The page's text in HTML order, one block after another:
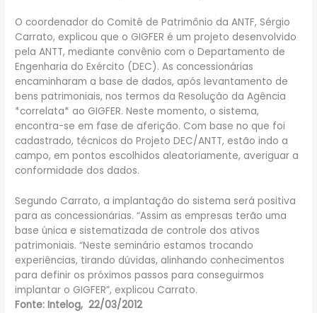
O coordenador do Comitê de Patrimônio da ANTF, Sérgio
Carrato, explicou que o GIGFER é um projeto desenvolvido
pela ANTT, mediante convênio com o Departamento de
Engenharia do Exército (DEC). As concessionárias
encaminharam a base de dados, após levantamento de
bens patrimoniais, nos termos da Resolução da Agência
*correlata* ao GIGFER. Neste momento, o sistema,
encontra-se em fase de aferição. Com base no que foi
cadastrado, técnicos do Projeto DEC/ANTT, estão indo a
campo, em pontos escolhidos aleatoriamente, averiguar a
conformidade dos dados.
Segundo Carrato, a implantação do sistema será positiva
para as concessionárias. “Assim as empresas terão uma
base única e sistematizada de controle dos ativos
patrimoniais. “Neste seminário estamos trocando
experiências, tirando dúvidas, alinhando conhecimentos
para definir os próximos passos para conseguirmos
implantar o GIGFER”, explicou Carrato.
Fonte: Intelog, 22/03/2012